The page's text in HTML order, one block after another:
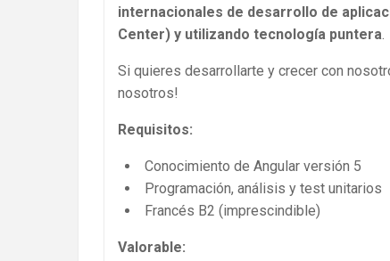
internacionales de desarrollo de
Center) y utilizando tecnología puntera.
Si quieres desarrollarte y crecer con
nosotros!
Requisitos:
Conocimiento de Angular versión 5
Programación, análisis y test unitarios
Francés B2 (imprescindible)
Valorable: